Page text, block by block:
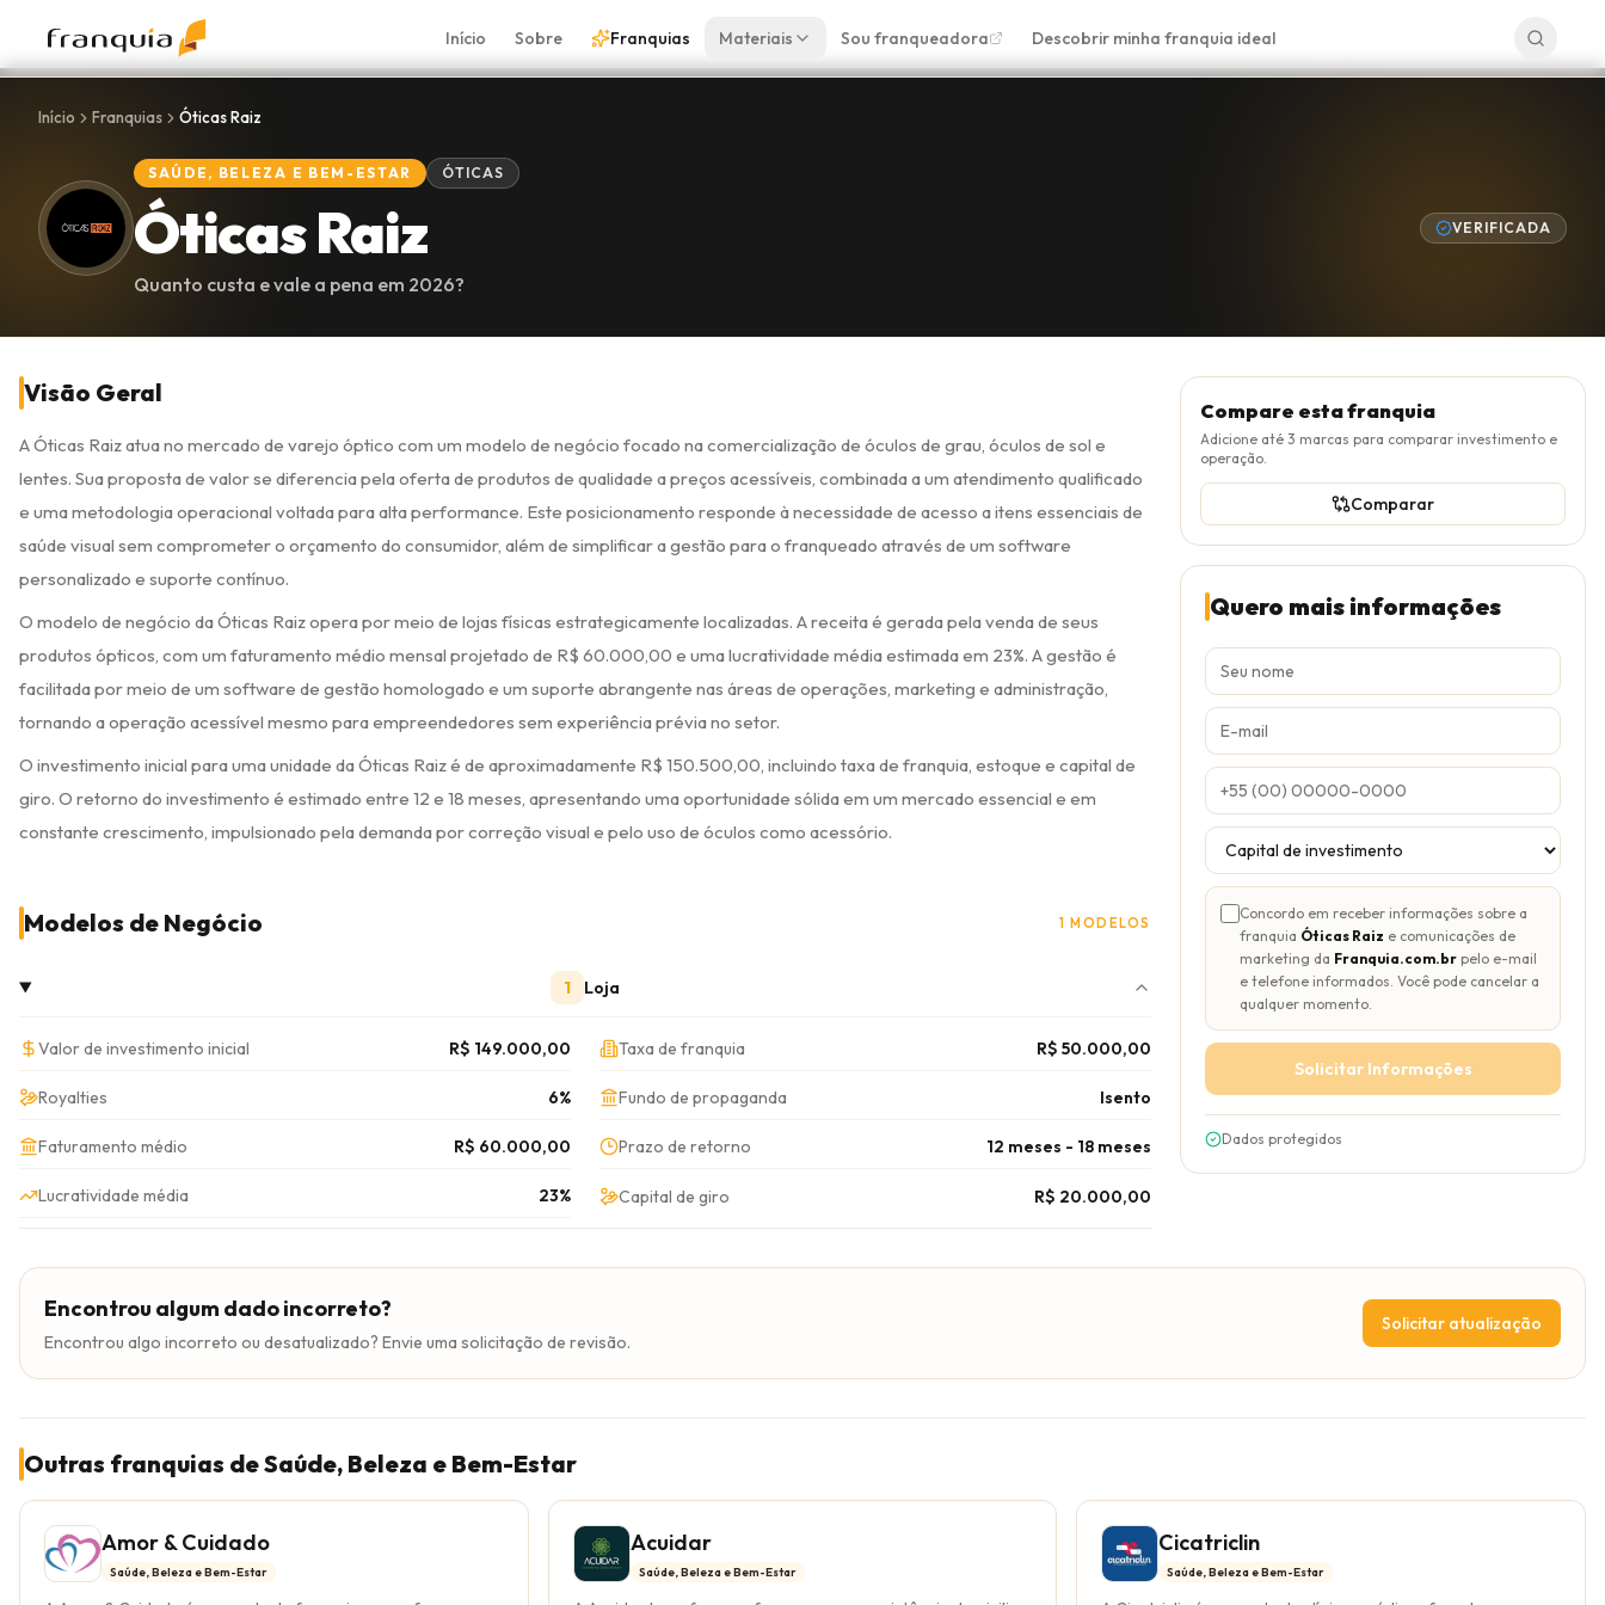
Início Sobre Franquias Materiais Sou franqueadora Descobrir minha franquia ideal
Início Franquias Óticas Raiz
SAÚDE, BELEZA E BEM-ESTAR ÓTICAS
Óticas Raiz
Quanto custa e vale a pena em 2026?
VERIFICADA
Visão Geral
A Óticas Raiz atua no mercado de varejo óptico com um modelo de negócio focado na comercialização de óculos de grau, óculos de sol e
lentes. Sua proposta de valor se diferencia pela oferta de produtos de qualidade a preços acessíveis, combinada a um atendimento qualificado
e uma metodologia operacional voltada para alta performance. Este posicionamento responde à necessidade de acesso a itens essenciais de
saúde visual sem comprometer o orçamento do consumidor, além de simplificar a gestão para o franqueado através de um software
personalizado e suporte contínuo.
O modelo de negócio da Óticas Raiz opera por meio de lojas físicas estrategicamente localizadas. A receita é gerada pela venda de seus
produtos ópticos, com um faturamento médio mensal projetado de R$ 60.000,00 e uma lucratividade média estimada em 23%. A gestão é
facilitada por meio de um software de gestão homologado e um suporte abrangente nas áreas de operações, marketing e administração,
tornando a operação acessível mesmo para empreendedores sem experiência prévia no setor.
O investimento inicial para uma unidade da Óticas Raiz é de aproximadamente R$ 150.500,00, incluindo taxa de franquia, estoque e capital de
giro. O retorno do investimento é estimado entre 12 e 18 meses, apresentando uma oportunidade sólida em um mercado essencial e em
constante crescimento, impulsionado pela demanda por correção visual e pelo uso de óculos como acessório.
Modelos de Negócio 1 MODELOS
1 Loja
Valor de investimento inicial R$ 149.000,00 Taxa de franquia R$ 50.000,00
Royalties 6% Fundo de propaganda Isento
Faturamento médio R$ 60.000,00 Prazo de retorno 12 meses - 18 meses
Lucratividade média 23% Capital de giro R$ 20.000,00
Compare esta franquia
Adicione até 3 marcas para comparar investimento e
operação.
Comparar
Quero mais informações
Concordo em receber informações sobre a
franquia Óticas Raiz e comunicações de
marketing da Franquia.com.br pelo e-mail
e telefone informados. Você pode cancelar a
qualquer momento.
Solicitar Informações
Dados protegidos
Encontrou algum dado incorreto?
Encontrou algo incorreto ou desatualizado? Envie uma solicitação de revisão.
Solicitar atualização
Outras franquias de Saúde, Beleza e Bem-Estar
Amor & Cuidado
Saúde, Beleza e Bem-Estar
Acuidar
Saúde, Beleza e Bem-Estar
Cicatriclin
Saúde, Beleza e Bem-Estar